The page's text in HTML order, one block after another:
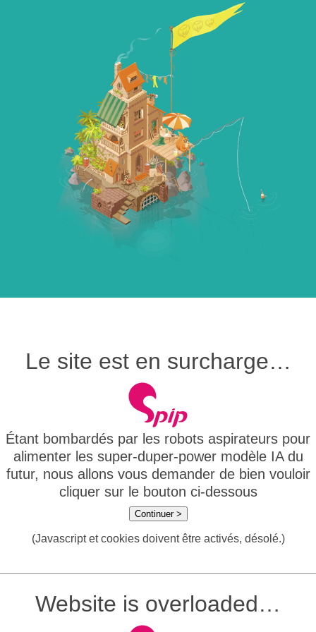
Le site est en surcharge…
Étant bombardés par les robots aspirateurs pour
alimenter les super-duper-power modèle IA du
futur, nous allons vous demander de bien vouloir
cliquer sur le bouton ci-dessous
Continuer >
(Javascript et cookies doivent être activés, désolé.)
Website is overloaded…